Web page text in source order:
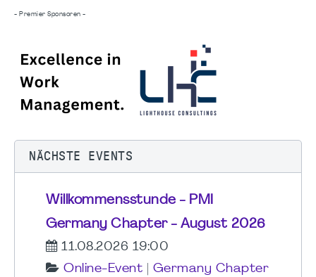
- Premier Sponsoren -
NÄCHSTE EVENTS
Willkommensstunde - PMI
Germany Chapter - August 2026
11.08.2026 19:00
Online-Event
Germany Chapter